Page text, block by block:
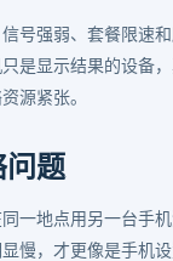
号强弱、套餐限速
是显示结果的设备
源紧张。
问题
一地点用另一台手
慢，才更像是手机